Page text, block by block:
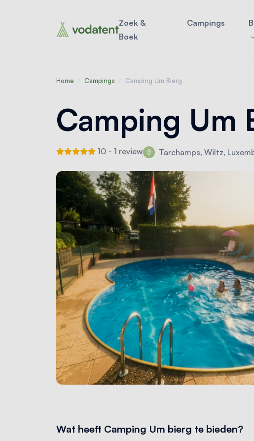
Zoek &
Boek
Campings
Home Campings Camping Um Bierg
Camping Um
10・1 review Tarchamps, Wiltz,
Wat heeft Camping Um bierg te bieden?